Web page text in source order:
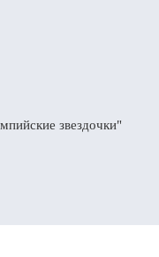
звездочки"